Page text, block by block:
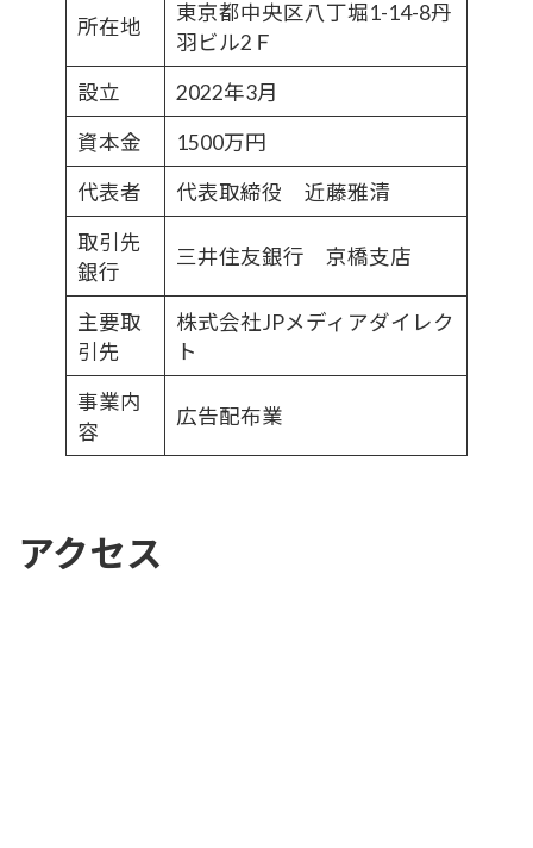
所在地
東京都中央区八丁堀1-14-8丹
羽ビル2Ｆ
設立
2022年3月
資本金
1500万円
代表者
代表取締役 近藤雅清
取引先
銀行
三井住友銀行 京橋支店
主要取
引先
株式会社JPメディアダイレク
ト
事業内
容
広告配布業
アクセス